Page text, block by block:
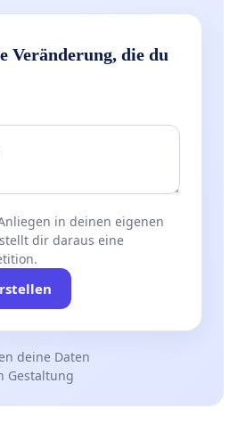
Veränderung, die du
in deinen eigenen
dir daraus eine
deine Daten
Gestaltung